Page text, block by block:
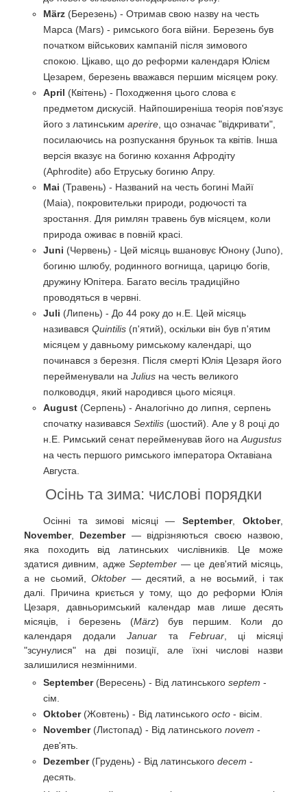
März (Березень) - Отримав свою назву на честь
Марса (Mars) - римського бога війни. Березень був
початком військових кампаній після зимового
спокою. Цікаво, що до реформи календаря Юлієм
Цезарем, березень вважався першим місяцем року.
April (Квітень) - Походження цього слова є
предметом дискусій. Найпоширеніша теорія пов'язує
його з латинським aperire , що означає "відкривати",
посилаючись на розпускання бруньок та квітів. Інша
версія вказує на богиню кохання Афродіту
(Aphrodite) або Етруську богиню Апру.
Mai (Травень) - Названий на честь богині Майї
(Maia), покровительки природи, родючості та
зростання. Для римлян травень був місяцем, коли
природа оживає в повній красі.
Juni (Червень) - Цей місяць вшановує Юнону (Juno),
богиню шлюбу, родинного вогнища, царицю богів,
дружину Юпітера. Багато весіль традиційно
проводяться в червні.
Juli (Липень) - До 44 року до н.Е. Цей місяць
називався Quintilis (п'ятий), оскільки він був п'ятим
місяцем у давньому римському календарі, що
починався з березня. Після смерті Юлія Цезаря його
перейменували на Julius на честь великого
полководця, який народився цього місяця.
August (Серпень) - Аналогічно до липня, серпень
спочатку називався Sextilis (шостий). Але у 8 році до
н.Е. Римський сенат перейменував його на Augustus
на честь першого римського імператора Октавіана
Августа.
Осінь та зима: числові порядки
Осінні та зимові місяці —September,Oktober,
November, Dezember— відрізняються своєю назвою,
яка походить від латинських числівників. Це може
здатися дивним, аджеSeptember — це дев'ятий місяць,
а не сьомий,Oktober — десятий, а не восьмий, і так
далі. Причина криється у тому, що до реформи Юлія
Цезаря, давньоримський календар мав лише десять
місяців, і березень (März) був першим. Коли до
календаря додалиJanuar та Februar, ці місяці
"зсунулися" на дві позиції, але їхні числові назви
залишилися незмінними.
September(Вересень) - Від латинського septem -
сім.
Oktober(Жовтень) - Від латинського octo - вісім.
November(Листопад) - Від латинського novem -
дев'ять.
Dezember(Грудень) - Від латинського decem -
десять.